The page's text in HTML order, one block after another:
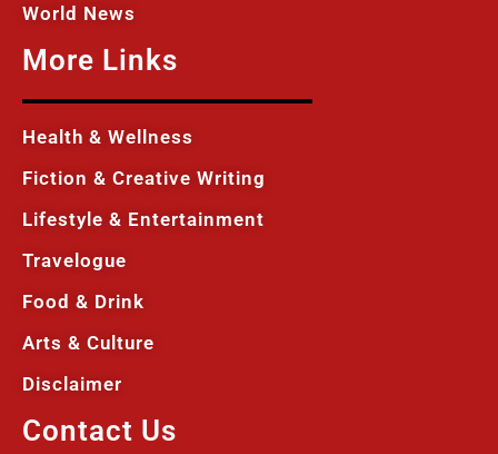
World News
More Links
Health & Wellness
Fiction & Creative Writing
Lifestyle & Entertainment
Travelogue
Food & Drink
Arts & Culture
Disclaimer
Contact Us